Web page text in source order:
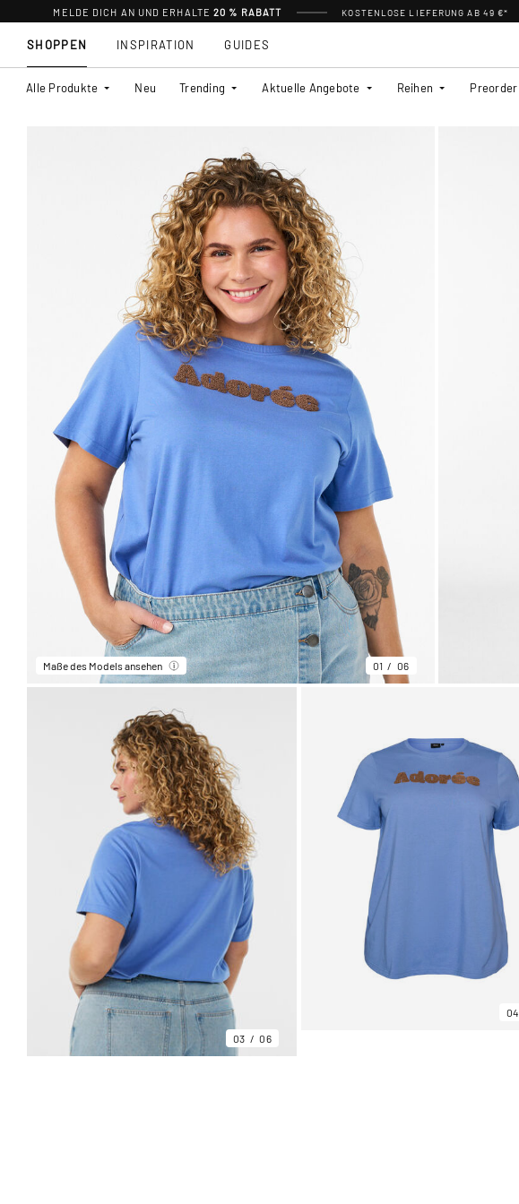
MELDE DICH AN UND ERHALTE20 % RABATT KOSTENLOSE LIEFERUNG AB 49 €*
SHOPPEN
Alle Produkte Neu Trending Aktuelle Angebote Reihen Preorder
INSPIRATION GUIDES
Maße des Models ansehen 01 06
03 06
04